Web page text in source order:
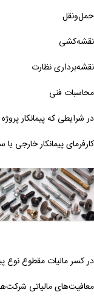
حمل‌ونقل
نقشه‌کشی
نقشه‌برداری نظارت
محاسبات فنی
در شرایطی که پیمانکار
کارفرمای پیمانکار خارجی یا ساکن
در کسر مالیات مقطوع نوع
معافیت‌های مالیاتی